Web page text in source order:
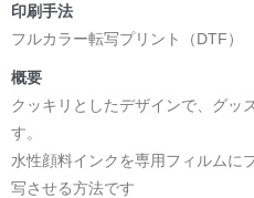
印刷手法
フルカラー転写プリント（DTF）
概要
クッキリとしたデザインで、グッ
す。
水性顔料インクを専用フィルムに
写させる方法です